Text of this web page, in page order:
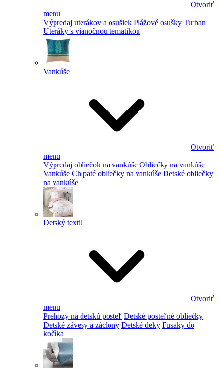
Otvoriť
menu
Výpredaj uterákov a osušiek Plážové osušky Turban
Uteráky s vianočnou tematikou
Vankúše
Otvoriť
menu
Výpredaj obliečok na vankúše Obliečky na vankúše
Vankúše Chlpaté obliečky na vankúše Detské obliečky
na vankúše
Detský textil
Otvoriť
menu
Prehozy na detskú posteľ Detské posteľné obliečky
Detské závesy a záclony Detské deky Fusaky do
kočíka